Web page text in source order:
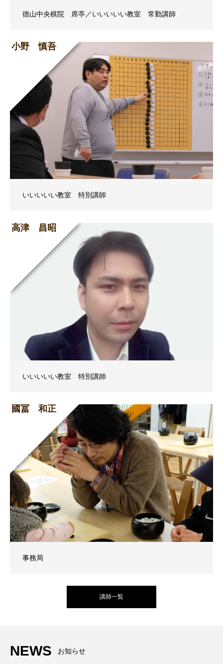
徳山中央棋院 席亭／いいいいい教室 常勤講師
小野 慎吾
いいいいい教室 特別講師
高津 昌昭
いいいいい教室 特別講師
國冨 和正
事務局
講師一覧
NEWS お知らせ